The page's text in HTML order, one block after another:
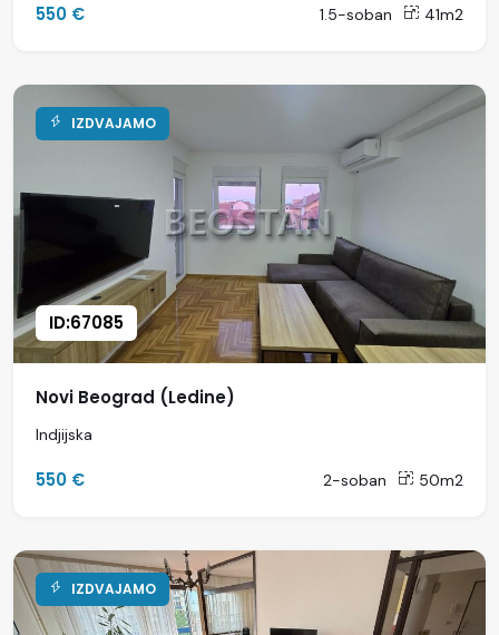
550 € 1.5-soban 41m2
ID:67085
IZDVAJAMO
Novi Beograd (Ledine)
Indjijska
550 € 2-soban 50m2
IZDVAJAMO